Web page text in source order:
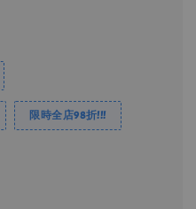
限時全店98折!!!